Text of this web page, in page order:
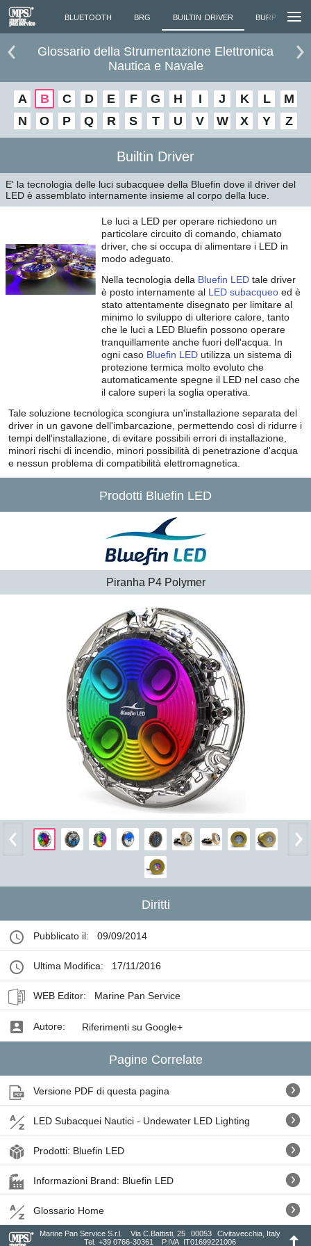
MARINO BLUETOOTH BRG BUILTIN DRIVER BURP
Glossario della Strumentazione Elettronica
Nautica e Navale
A B C D E F G H I J K L
M
N
O P Q R S T U V W X Y Z
Builtin Driver
E' la tecnologia delle luci subacquee della Bluefin dove il driver del
LED è assemblato internamente insieme al corpo della luce.
Le luci a LED per operare richiedono un
particolare circuito di comando, chiamato
driver, che si occupa di alimentare i LED in
modo adeguato.
Nella tecnologia della Bluefin LED tale driver
è posto internamente al LED subacqueo ed è
stato attentamente disegnato per limitare al
minimo lo sviluppo di ulteriore calore, tanto
che le luci a LED Bluefin possono operare
tranquillamente anche fuori dell'acqua. In
ogni caso Bluefin LED utilizza un sistema di
protezione termica molto evoluto che
automaticamente spegne il LED nel caso che
il calore superi la soglia operativa.
Tale soluzione tecnologica scongiura un'installazione separata del
driver in un gavone dell'imbarcazione, permettendo così di ridurre i
tempi dell'installazione, di evitare possibili errori di installazione,
minori rischi di incendio, minori possibilità di penetrazione d'acqua
e nessun problema di compatibilità elettromagnetica.
Prodotti Bluefin LED
Piranha P4 Polymer
Diritti
Pubblicato il: 09/09/2014
Ultima Modifica: 17/11/2016
WEB Editor: Marine Pan Service
Autore: Riferimenti su Google+
Pagine Correlate
Versione PDF di questa pagina
LED Subacquei Nautici - Undewater LED Lighting
Prodotti: Bluefin LED
Informazioni Brand: Bluefin LED
Glossario Home
Marine Pan Service S.r.l. Via C.Battisti, 25 00053
Civitavecchia, Italy
Tel.
+39 0766-30361 P.IVA IT01699221006